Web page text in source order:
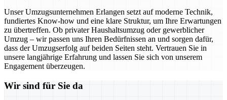
Unser Umzugsunternehmen Erlangen setzt auf moderne Technik,
fundiertes Know-how und eine klare Struktur, um Ihre Erwartungen
zu übertreffen. Ob privater Haushaltsumzug oder gewerblicher
Umzug – wir passen uns Ihren Bedürfnissen an und sorgen dafür,
dass der Umzugserfolg auf beiden Seiten steht. Vertrauen Sie in
unsere langjährige Erfahrung und lassen Sie sich von unserem
Engagement überzeugen.
Wir sind für Sie da